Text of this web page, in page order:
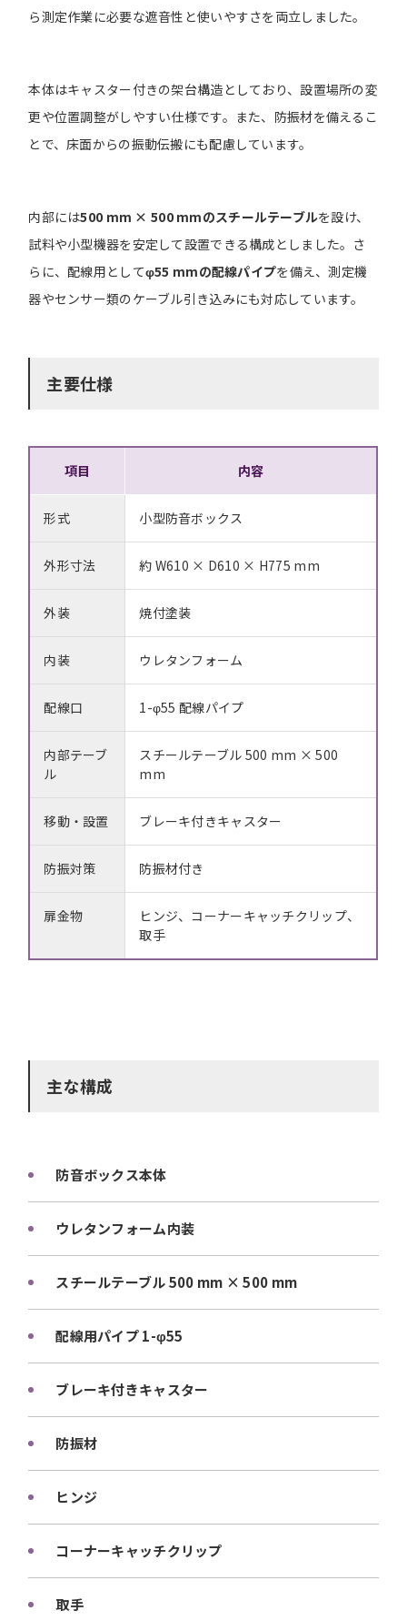
ら測定作業に必要な遮音性と使いやすさを両立しました。
本体はキャスター付きの架台構造としており、設置場所の変
更や位置調整がしやすい仕様です。また、防振材を備えるこ
とで、床面からの振動伝搬にも配慮しています。
内部には500 mm × 500 mmのスチールテーブルを設け、
試料や小型機器を安定して設置できる構成としました。さ
らに、配線用としてφ55 mmの配線パイプを備え、測定機
器やセンサー類のケーブル引き込みにも対応しています。
主要仕様
項目 内容
形式 小型防音ボックス
外形寸法 約 W610 × D610 × H775 mm
外装 焼付塗装
内装 ウレタンフォーム
配線口 1-φ55 配線パイプ
内部テーブ
ル
スチールテーブル 500 mm × 500
mm
移動・設置 ブレーキ付きキャスター
防振対策 防振材付き
扉金物
ヒンジ、コーナーキャッチクリップ、
取手
主な構成
防音ボックス本体
ウレタンフォーム内装
スチールテーブル 500 mm × 500 mm
配線用パイプ 1-φ55
ブレーキ付きキャスター
防振材
ヒンジ
コーナーキャッチクリップ
取手